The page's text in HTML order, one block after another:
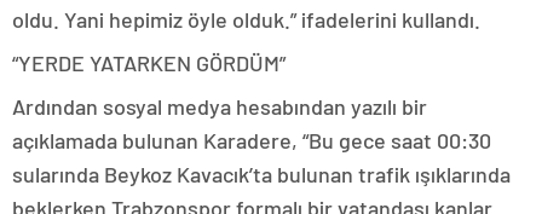
oldu. Yani hepimiz öyle olduk.” ifadelerini kullandı.
“YERDE YATARKEN GÖRDÜM”
Ardından sosyal medya hesabından yazılı bir
açıklamada bulunan Karadere, “Bu gece saat 00:30
sularında Beykoz Kavacık’ta bulunan trafik ışıklarında
beklerken Trabzonspor formalı bir vatandaşı kanlar